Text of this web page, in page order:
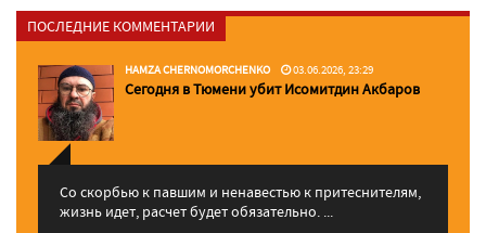
ПОСЛЕДНИЕ КОММЕНТАРИИ
HAMZA CHERNOMORCHENKO 03.06.2026, 23:29
Сегодня в Тюмени убит Исомитдин Акбаров
Со скорбью к павшим и ненавестью к притеснителям,
жизнь идет, расчет будет обязательно. ...